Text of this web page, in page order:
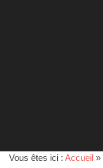
Vous êtes ici : Accueil »